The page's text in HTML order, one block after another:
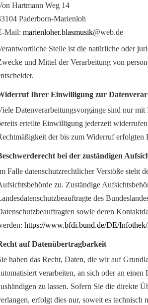
Hartmann Weg 14
Paderborn-Marienloh
Mail: marienloher.blasmusik@web.de
Stelle ist die natürliche oder
und Mittel der Verarbeitung von
Ihrer Einwilligung zur
Datenverarbeitungsvorgänge sind nur
erteilte Einwilligung jederzeit
der bis zum Widerruf
bei der zuständigen
Falle datenschutzrechtlicher Verstöße steht
zu. Zuständige
des
sowie deren
https://www.bfdi.bund.de/DE/
auf Datenübertragbarkeit
haben das Recht, Daten, die wir auf
verarbeiten, an sich oder an
zu lassen. Sofern Sie die direkte
erfolgt dies nur, soweit es technisch